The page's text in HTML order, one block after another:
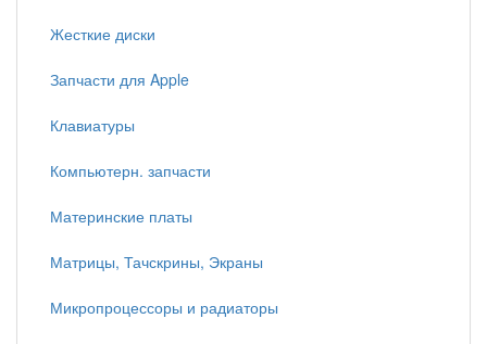
Жесткие диски
Запчасти для Apple
Клавиатуры
Компьютерн. запчасти
Материнские платы
Матрицы, Тачскрины, Экраны
Микропроцессоры и радиаторы